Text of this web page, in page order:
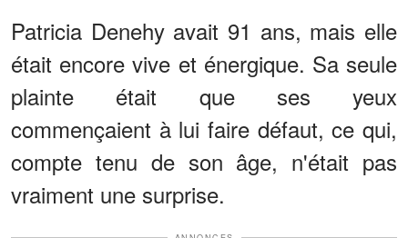
Patricia Denehy avait 91 ans, mais elle
était encore vive et énergique. Sa seule
plainte était que ses yeux
commençaient à lui faire défaut, ce qui,
compte tenu de son âge, n'était pas
vraiment une surprise.